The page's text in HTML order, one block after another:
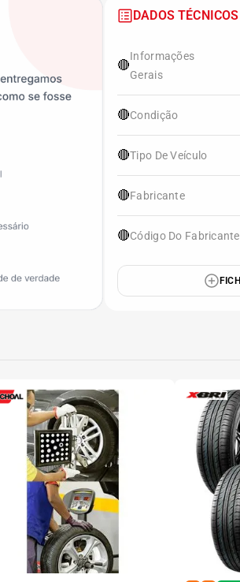
DADOS TÉCNICOS
🔴
Informações
Gerais
🔴Condição
🔴Tipo De Veículo
🔴Fabricante
🔴Código Do Fabricante